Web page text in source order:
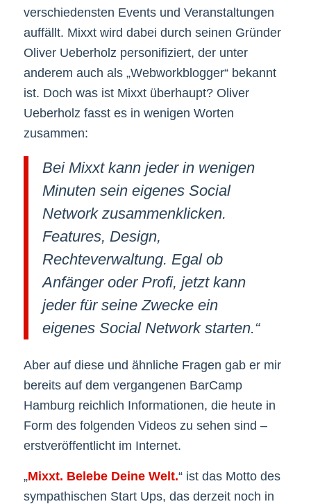
verschiedensten Events und Veranstaltungen
auffällt. Mixxt wird dabei durch seinen Gründer
Oliver Ueberholz personifiziert, der unter
anderem auch als „Webworkblogger“ bekannt
ist. Doch was ist Mixxt überhaupt? Oliver
Ueberholz fasst es in wenigen Worten
zusammen:
Bei Mixxt kann jeder in wenigen
Minuten sein eigenes Social
Network zusammenklicken.
Features, Design,
Rechteverwaltung. Egal ob
Anfänger oder Profi, jetzt kann
jeder für seine Zwecke ein
eigenes Social Network starten.“
Aber auf diese und ähnliche Fragen gab er mir
bereits auf dem vergangenen BarCamp
Hamburg reichlich Informationen, die heute in
Form des folgenden Videos zu sehen sind –
erstveröffentlicht im Internet.
„Mixxt. Belebe Deine Welt.“ ist das Motto des
sympathischen Start Ups, das derzeit noch in